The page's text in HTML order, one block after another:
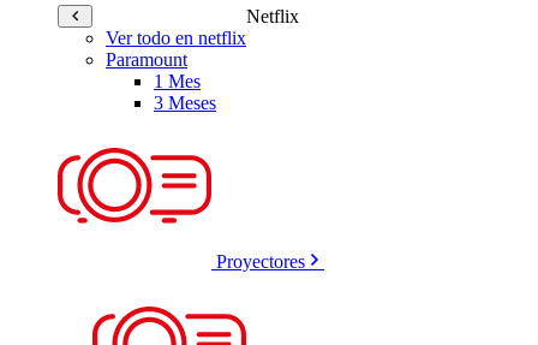
Netflix
Ver todo en netflix
Paramount
1 Mes
3 Meses
Proyectores